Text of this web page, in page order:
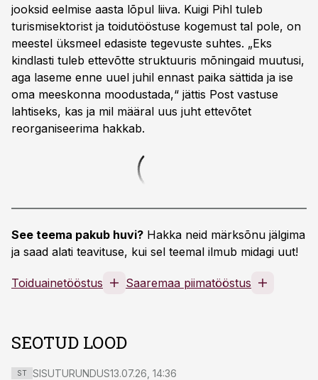
jooksid eelmise aasta lõpul liiva. Kuigi Pihl tuleb
turismisektorist ja toidutööstuse kogemust tal pole, on
meestel üksmeel edasiste tegevuste suhtes. „Eks
kindlasti tuleb ettevõtte struktuuris mõningaid muutusi,
aga laseme enne uuel juhil ennast paika sättida ja ise
oma meeskonna moodustada,“ jättis Post vastuse
lahtiseks, kas ja mil määral uus juht ettevõtet
reorganiseerima hakkab.
See teema pakub huvi? Hakka neid märksõnu jälgima
ja saad alati teavituse, kui sel teemal ilmub midagi uut!
Toiduainetööstus Saaremaa piimatööstus
SEOTUD LOOD
ST SISUTURUNDUS13.07.26, 14:36